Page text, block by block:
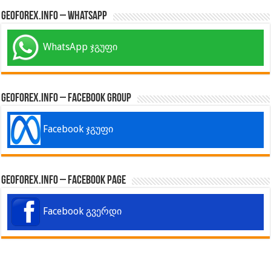
GeoForex.info – WhatsApp
WhatsApp ჯგუფი
GeoForex.info – Facebook Group
Facebook ჯგუფი
GeoForex.info – Facebook Page
Facebook გვერდი